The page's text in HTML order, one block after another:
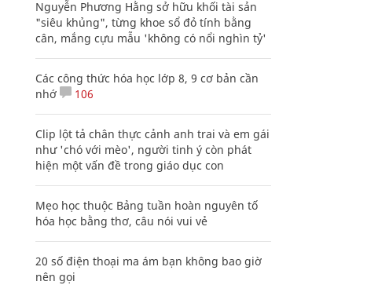
Nguyễn Phương Hằng sở hữu khối tài sản
"siêu khủng", từng khoe sổ đỏ tính bằng
cân, mắng cựu mẫu 'không có nổi nghìn tỷ'
Các công thức hóa học lớp 8, 9 cơ bản cần
nhớ
106
Clip lột tả chân thực cảnh anh trai và em gái
như 'chó với mèo', người tinh ý còn phát
hiện một vấn đề trong giáo dục con
Mẹo học thuộc Bảng tuần hoàn nguyên tố
hóa học bằng thơ, câu nói vui vẻ
20 số điện thoại ma ám bạn không bao giờ
nên gọi